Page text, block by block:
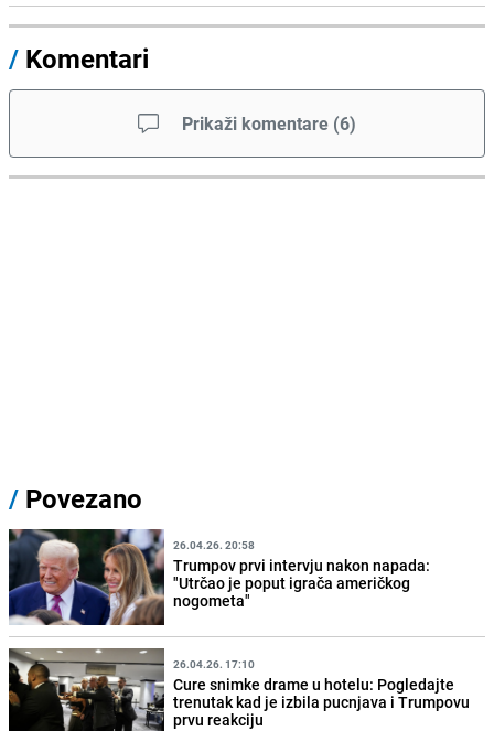
/ Komentari
Prikaži komentare (6)
/ Povezano
26.04.26. 20:58
Trumpov prvi intervju nakon napada:
"Utrčao je poput igrača američkog
nogometa"
26.04.26. 17:10
Cure snimke drame u hotelu: Pogledajte
trenutak kad je izbila pucnjava i Trumpovu
prvu reakciju